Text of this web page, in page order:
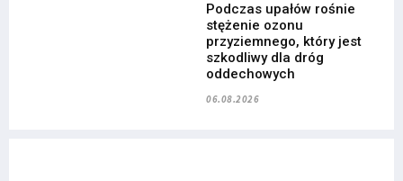
Podczas upałów rośnie
stężenie ozonu
przyziemnego, który jest
szkodliwy dla dróg
oddechowych
06.08.2026